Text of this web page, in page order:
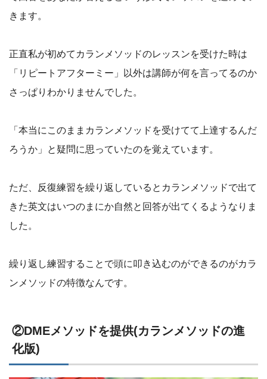
きます。
正直私が初めてカランメソッドのレッスンを受けた時は
「リピートアフターミー」以外は講師が何を言ってるのか
さっぱりわかりませんでした。
「本当にこのままカランメソッドを受けてて上達するんだ
ろうか」と疑問に思っていたのを覚えています。
ただ、反復練習を繰り返しているとカランメソッドで出て
きた英文はいつのまにか自然と回答が出てくるようなりま
した。
繰り返し練習することで頭に叩き込むのができるのがカラ
ンメソッドの特徴なんです。
②DMEメソッドを提供(カランメソッドの進
化版)